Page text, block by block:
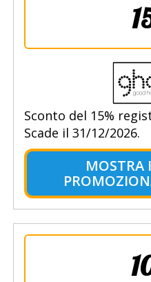
Sconto del 15%
Scade il 31/12/2026.
MOSTRA